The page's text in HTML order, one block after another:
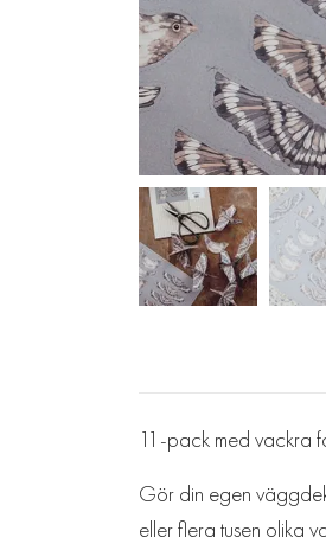
11-pack med vackra
Gör din egen
eller flera tusen olika